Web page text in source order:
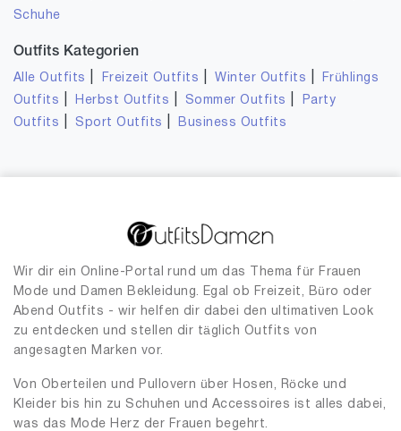
Schuhe
Outfits Kategorien
Alle Outfits Freizeit Outfits |Winter Outfits
Frühlings
Outfits
Herbst Outfits Sommer Outfits
Party
Outfits
Sport Outfits Business Outfits
Wir dir ein Online-Portal rund um das Thema für Frauen
Mode und Damen Bekleidung. Egal ob Freizeit, Büro oder
Abend Outfits - wir helfen dir dabei den ultimativen Look
zu entdecken und stellen dir täglich Outfits von
angesagten Marken vor.
Von Oberteilen und Pullovern über Hosen, Röcke und
Kleider bis hin zu Schuhen und Accessoires ist alles dabei,
was das Mode Herz der Frauen begehrt.